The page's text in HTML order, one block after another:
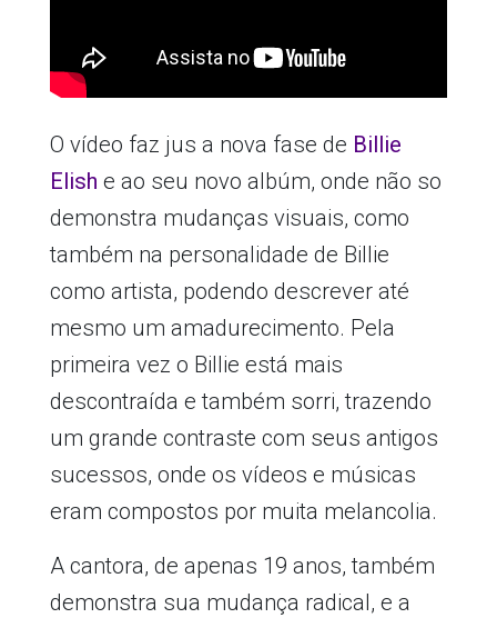
O vídeo faz jus a nova fase de Billie
Elish e ao seu novo albúm, onde não so
demonstra mudanças visuais, como
também na personalidade de Billie
como artista, podendo descrever até
mesmo um amadurecimento. Pela
primeira vez o Billie está mais
descontraída e também sorri, trazendo
um grande contraste com seus antigos
sucessos, onde os vídeos e músicas
eram compostos por muita melancolia.
A cantora, de apenas 19 anos, também
demonstra sua mudança radical, e a